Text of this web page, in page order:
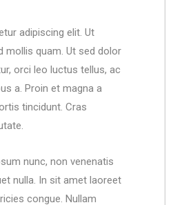
adipiscing elit. Ut
mollis quam. Ut sed dolor
orci leo luctus tellus, ac
a. Proin et magna a
tincidunt. Cras
nunc, non venenatis
nulla. In sit amet laoreet
congue. Nullam